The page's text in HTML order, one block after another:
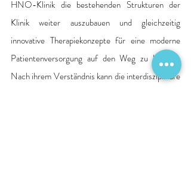
HNO-Klinik die bestehenden Strukturen der
Klinik weiter auszubauen und gleichzeitig
innovative Therapiekonzepte für eine moderne
Patientenversorgung auf den Weg zu bringen.
Nach ihrem Verständnis kann die interdisziplinäre